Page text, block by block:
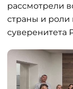
рассмотрели
страны и роли
суверенитета